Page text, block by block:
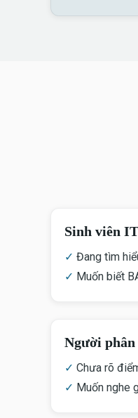
Sinh viên
✓ Đang tìm
✓ Muốn biết
Người phân
✓ Chưa rõ
✓ Muốn nghe